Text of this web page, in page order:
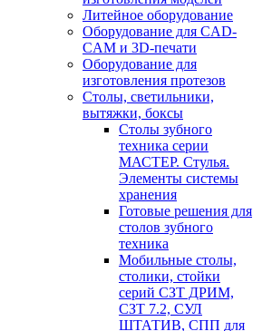
Литейное оборудование
Оборудование для CAD-
CAM и 3D-печати
Оборудование для
изготовления протезов
Cтолы, светильники,
вытяжки, боксы
Столы зубного
техника серии
МАСТЕР. Стулья.
Элементы системы
хранения
Готовые решения для
столов зубного
техника
Мобильные столы,
столики, стойки
серий СЗТ ДРИМ,
СЗТ 7.2, СУЛ
ШТАТИВ, СПП для